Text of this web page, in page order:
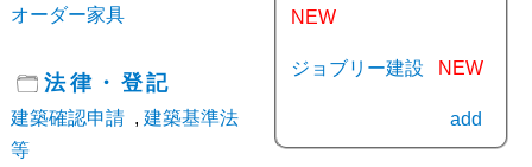
NEW
ジョブリー建設 NEW
add
オーダー家具
法律・登記
建築確認申請 , 建築基準法
等